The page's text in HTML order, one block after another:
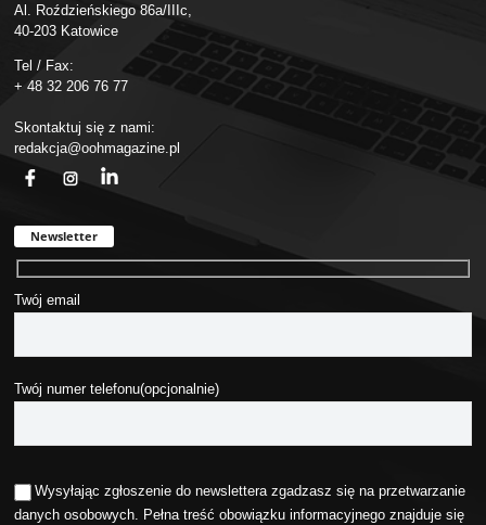
Al. Roździeńskiego 86a/IIIc,
40-203 Katowice
Tel / Fax:
+ 48 32 206 76 77
Skontaktuj się z nami:
redakcja@oohmagazine.pl
Newsletter
Twój email
Twój numer telefonu(opcjonalnie)
Wysyłając zgłoszenie do newslettera zgadzasz się na przetwarzanie
danych osobowych. Pełna treść obowiązku informacyjnego znajduje się